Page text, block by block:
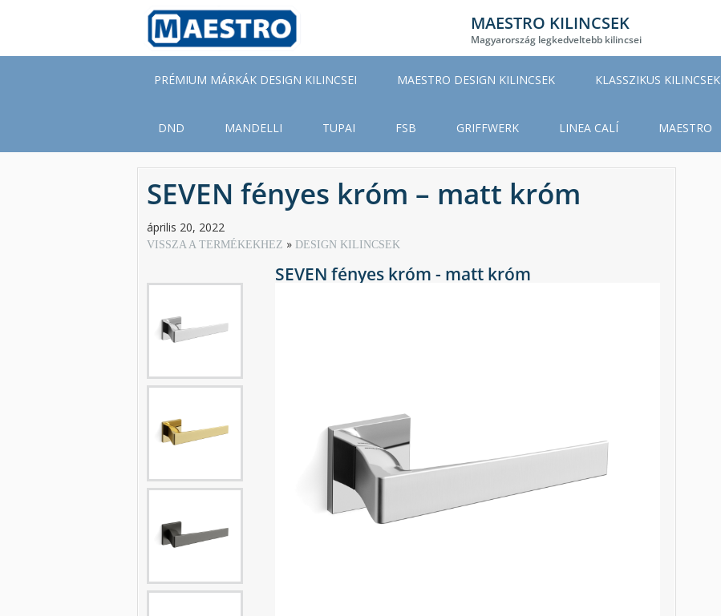
content
MAESTRO KILINCSEK
Magyarország legkedveltebb kilincsei
PRÉMIUM MÁRKÁK DESIGN KILINCSEI MAESTRO DESIGN KILINCSEK KLASSZIKUS KILINCSEK
DND MANDELLI TUPAI FSB GRIFFWERK LINEA CALÍ MAESTRO
SEVEN fényes króm – matt króm
április 20, 2022
VISSZA A TERMÉKEKHEZ DESIGN KILINCSEK
SEVEN fényes króm - matt króm